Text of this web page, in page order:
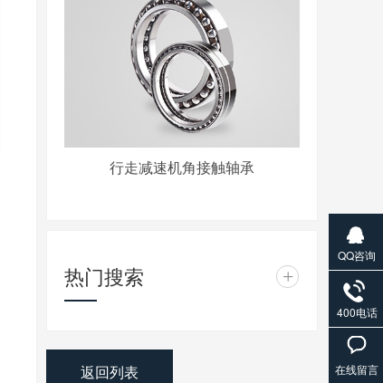
行走减速机角接触轴承
热门搜索 +
返回列表
QQ咨询
400电话
在线留言